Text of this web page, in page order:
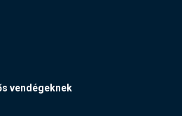
vendégeknek